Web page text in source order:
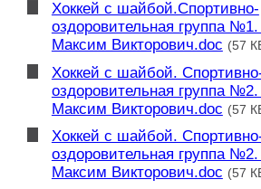
Хоккей с шайбой.Спортивно-
оздоровительная группа
Максим Викторович.doc (57
Хоккей с шайбой.
оздоровительная группа
Максим Викторович.doc (57
Хоккей с шайбой.
оздоровительная группа
Максим Викторович.doc (57